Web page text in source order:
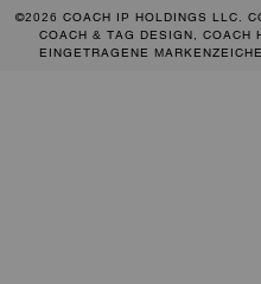
©2026 COACH IP HOLDINGS LLC.
COACH & TAG DESIGN, COACH
EINGETRAGENE